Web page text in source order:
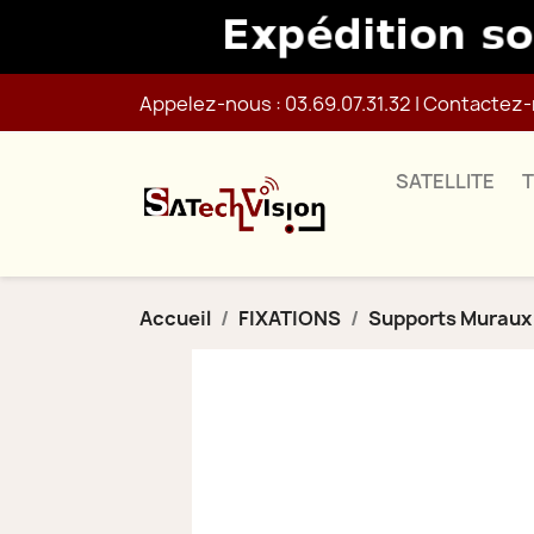
Appelez-nous : 03.69.07.31.32 |
SATELLITE
Accueil FIXATIONS Supports Muraux